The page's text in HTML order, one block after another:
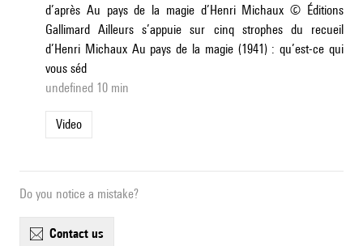
d’après Au pays de la magie d’Henri Michaux © Éditions
Gallimard Ailleurs s’appuie sur cinq strophes du recueil
d’Henri Michaux Au pays de la magie (1941) : qu’est-ce qui
vous séd
undefined 10 min
Video
Do you notice a mistake?
contact us